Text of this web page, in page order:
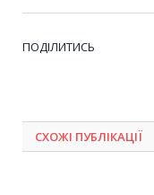
ПОДІЛИТИСЬ
СХОЖІ ПУБЛІКАЦІЇ